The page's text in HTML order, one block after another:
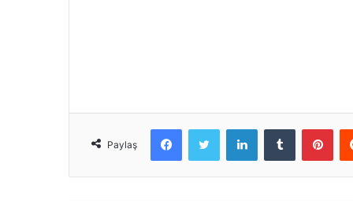
Paylaş
FacebookTwitter LinkedInTumblr